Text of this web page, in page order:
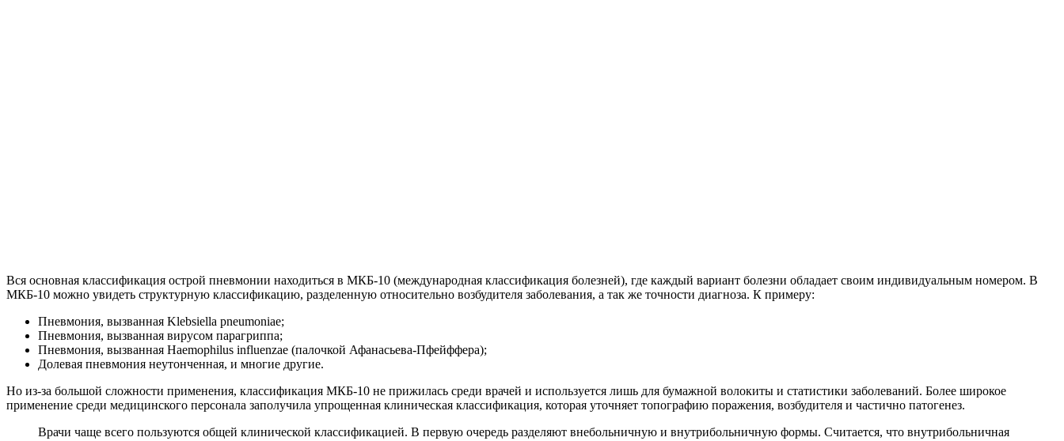
Вся основная классификация острой пневмонии находиться в МКБ-10 (международная классификация болезней), где каждый вариант болезни обладает своим индивидуальным номером. В
МКБ-10 можно увидеть структурную классификацию, разделенную относительно возбудителя заболевания, а так же точности диагноза. К примеру:
Пневмония, вызванная Klebsiella pneumoniae;
Пневмония, вызванная вирусом парагриппа;
Пневмония, вызванная Haemophilus influenzae (палочкой Афанасьева-Пфейффера);
Долевая пневмония неутонченная, и многие другие.
Но из-за большой сложности применения, классификация МКБ-10 не прижилась среди врачей и используется лишь для бумажной волокиты и статистики заболеваний. Более широкое
применение среди медицинского персонала заполучила упрощенная клиническая классификация, которая уточняет топографию поражения, возбудителя и частично патогенез.
Врачи чаще всего пользуются общей клинической классификацией. В первую очередь разделяют внебольничную и внутрибольничную формы. Считается, что внутрибольничная